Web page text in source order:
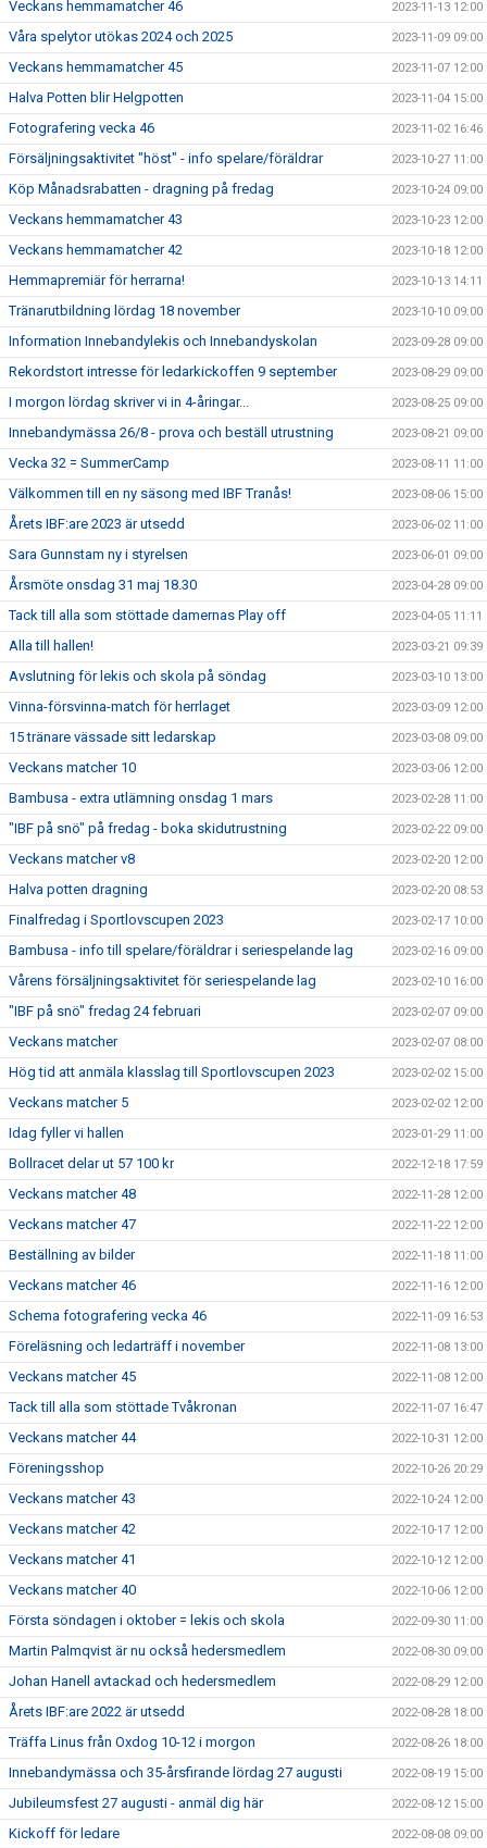
Veckans hemmamatcher 46 2023-11-13 12:00
Våra spelytor utökas 2024 och 2025 2023-11-09 09:00
Veckans hemmamatcher 45 2023-11-07 12:00
Halva Potten blir Helgpotten 2023-11-04 15:00
Fotografering vecka 46 2023-11-02 16:46
Försäljningsaktivitet "höst" - info spelare/föräldrar 2023-10-27 11:00
Köp Månadsrabatten - dragning på fredag 2023-10-24 09:00
Veckans hemmamatcher 43 2023-10-23 12:00
Veckans hemmamatcher 42 2023-10-18 12:00
Hemmapremiär för herrarna! 2023-10-13 14:11
Tränarutbildning lördag 18 november 2023-10-10 09:00
Information Innebandylekis och Innebandyskolan 2023-09-28 09:00
Rekordstort intresse för ledarkickoffen 9 september 2023-08-29 09:00
I morgon lördag skriver vi in 4-åringar... 2023-08-25 09:00
Innebandymässa 26/8 - prova och beställ utrustning 2023-08-21 09:00
Vecka 32 = SummerCamp 2023-08-11 11:00
Välkommen till en ny säsong med IBF Tranås! 2023-08-06 15:00
Årets IBF:are 2023 är utsedd 2023-06-02 11:00
Sara Gunnstam ny i styrelsen 2023-06-01 09:00
Årsmöte onsdag 31 maj 18.30 2023-04-28 09:00
Tack till alla som stöttade damernas Play off 2023-04-05 11:11
Alla till hallen! 2023-03-21 09:39
Avslutning för lekis och skola på söndag 2023-03-10 13:00
Vinna-försvinna-match för herrlaget 2023-03-09 12:00
15 tränare vässade sitt ledarskap 2023-03-08 09:00
Veckans matcher 10 2023-03-06 12:00
Bambusa - extra utlämning onsdag 1 mars 2023-02-28 11:00
"IBF på snö" på fredag - boka skidutrustning 2023-02-22 09:00
Veckans matcher v8 2023-02-20 12:00
Halva potten dragning 2023-02-20 08:53
Finalfredag i Sportlovscupen 2023 2023-02-17 10:00
Bambusa - info till spelare/föräldrar i seriespelande lag 2023-02-16 09:00
Vårens försäljningsaktivitet för seriespelande lag 2023-02-10 16:00
"IBF på snö" fredag 24 februari 2023-02-07 09:00
Veckans matcher 2023-02-07 08:00
Hög tid att anmäla klasslag till Sportlovscupen 2023 2023-02-02 15:00
Veckans matcher 5 2023-02-02 12:00
Idag fyller vi hallen 2023-01-29 11:00
Bollracet delar ut 57 100 kr 2022-12-18 17:59
Veckans matcher 48 2022-11-28 12:00
Veckans matcher 47 2022-11-22 12:00
Beställning av bilder 2022-11-18 11:00
Veckans matcher 46 2022-11-16 12:00
Schema fotografering vecka 46 2022-11-09 16:53
Föreläsning och ledarträff i november 2022-11-08 13:00
Veckans matcher 45 2022-11-08 12:00
Tack till alla som stöttade Tvåkronan 2022-11-07 16:47
Veckans matcher 44 2022-10-31 12:00
Föreningsshop 2022-10-26 20:29
Veckans matcher 43 2022-10-24 12:00
Veckans matcher 42 2022-10-17 12:00
Veckans matcher 41 2022-10-12 12:00
Veckans matcher 40 2022-10-06 12:00
Första söndagen i oktober = lekis och skola 2022-09-30 11:00
Martin Palmqvist är nu också hedersmedlem 2022-08-30 09:00
Johan Hanell avtackad och hedersmedlem 2022-08-29 12:00
Årets IBF:are 2022 är utsedd 2022-08-28 18:00
Träffa Linus från Oxdog 10-12 i morgon 2022-08-26 18:00
Innebandymässa och 35-årsfirande lördag 27 augusti 2022-08-19 15:00
Jubileumsfest 27 augusti - anmäl dig här 2022-08-12 15:00
Kickoff för ledare 2022-08-08 09:00